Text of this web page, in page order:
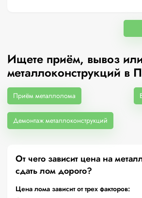
Ищете приём, вывоз
металлоконструкций в
Приём металлолома
Демонтаж металлоконструкций
От чего зависит цена на
сдать лом дорого?
Цена лома зависит от трех факторов: